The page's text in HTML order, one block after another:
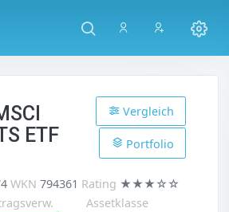
ETF
Vergleich
Portfolio
WKN 794361 Rating ★★★☆☆
Assetklasse